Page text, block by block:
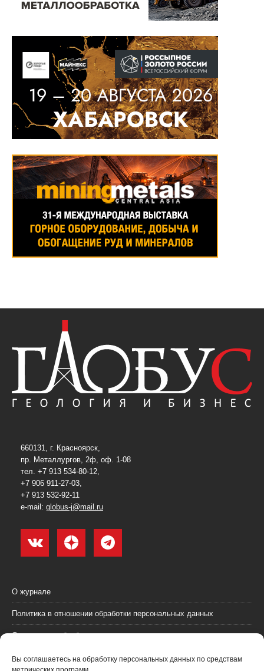
Вы соглашаетесь на обработку персональных данных по средствам
660131, г. Красноярск,
пр. Металлургов, 2ф, оф. 1-08
тел. +7 913 534-80-12,
+7 906 911-27-03,
+7 913 532-92-11
e-mail: globus-j@mail.ru
О журнале
Политика в отношении обработки персональных данных
Согласие на обработку персональных данных
Пользовательское соглашение (оферта)